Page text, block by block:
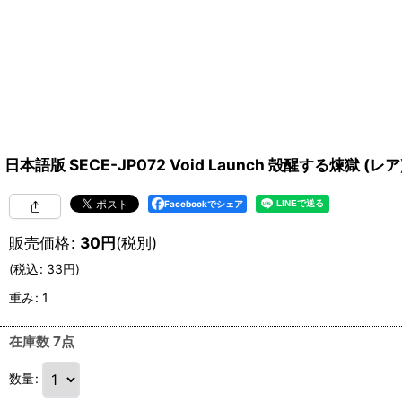
日本語版 SECE-JP072 Void Launch 殻醒する煉獄 (レ
Facebookでシェア
販売価格: 30円(税別)
(税込: 33円)
重み: 1
在庫数 7点
数量: